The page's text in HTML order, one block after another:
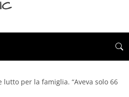
lutto per la famiglia. “Aveva solo 66